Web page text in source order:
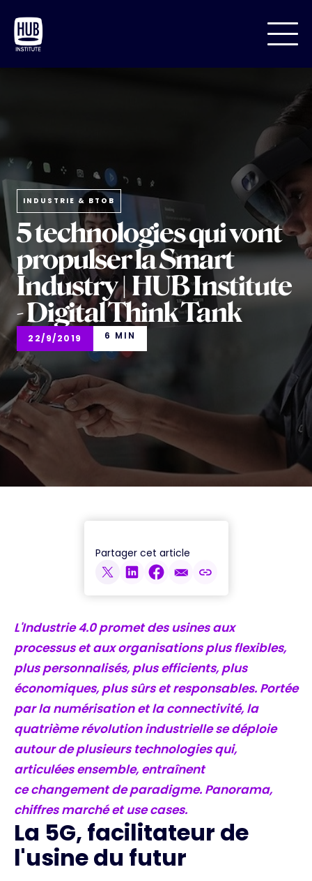
INDUSTRIE & BTOB
5 technologies qui vont
propulser la Smart
Industry | HUB Institute
- Digital Think Tank
22/9/2019 6 MIN
Partager cet article
L'Industrie 4.0 promet des usines aux
processus et aux organisations plus flexibles,
plus personnalisés, plus efficients, plus
économiques, plus sûrs et responsables. Portée
par la numérisation et la connectivité, la
quatrième révolution industrielle se déploie
autour de plusieurs technologies qui,
articulées ensemble, entraînent
ce changement de paradigme. Panorama,
chiffres marché et use cases.
La 5G, facilitateur de
l'usine du futur